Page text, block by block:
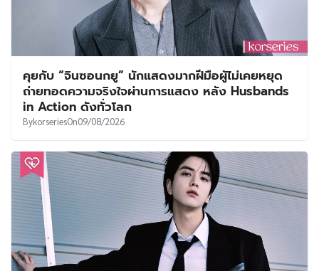
คุยกับ “จินซอนกยู” นักแสดงมากฝีมือผู้ไม่เคยหยุด
ถ่ายทอดความจริงใจผ่านการแสดง หลัง Husbands
in Action ดังทั่วโลก
BykorseriesOn09/08/2026